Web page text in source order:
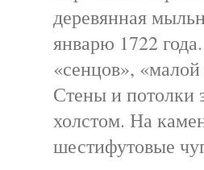
деревянная
январю 1722
«сенцов»,
Стены и потолки
холстом. На
шестифутовые